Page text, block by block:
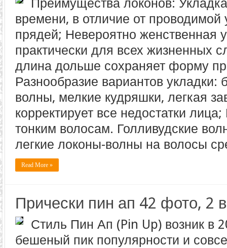
Преимущества локонов:
времени, в отличие от
прядей; Невероятно женственная
практически для всех жизненных
длина дольше сохраняет форму
Разнообразие вариантов укладки:
волны, мелкие кудряшки, легкая
корректирует все недостатки
тонким волосам. Голливудские
легкие локоны-волны на волосы
Read More »
Прически пин ап 42 фото, 2
Стиль Пин Ап (Pin Up) возник в
бешеный пик популярности и